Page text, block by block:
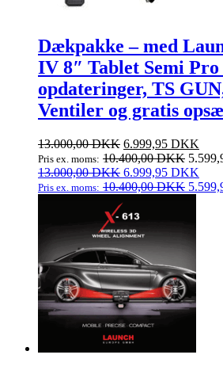
Dækpakke – med
IV 8″ Tablet Semi
opdateringer, TS
Ventiler og gratis
13.000,00DKK Den
oprindelige
pris
var:
6.999,95 DKK
er:
Pris ex. moms: 10.400,00DKK
13.000,00DKK Den
oprindelige
var:
13.000,00 DKK.
6.999,95 DKK
Pris ex. moms: 10.400,00DKK